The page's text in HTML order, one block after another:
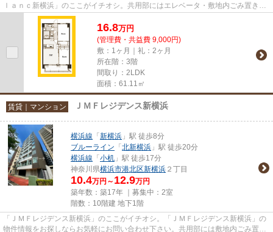
ｌａｎｃ新横浜」のここがイチオシ。共用部にはエレベータ・敷地内ごみ置き場
などが備わっておりとても充...
16.8万円
(管理費・共益費 9,000円)
敷：1ヶ月｜礼：2ヶ月
所在階：3階
間取り：2LDK
面積：61.11㎡
賃貸｜マンション ＪＭＦレジデンス新横浜
横浜線 「 新横浜 」駅 徒歩8分
ブルーライン 「 北新横浜 」駅 徒歩20分
横浜線 「 小机 」駅 徒歩17分
神奈川県横浜市港北区新横浜 ２丁目
10.4万円～ 12.9万円
築年数：築17年 ｜募集中： 2室
階数：10階建 地下1階
「ＪＭＦレジデンス新横浜」のここがイチオシ。「ＪＭＦレジデンス新横浜」の
物件情報をお探しならお気軽にお問い合わせ下さい。共用部には敷地内ごみ置き